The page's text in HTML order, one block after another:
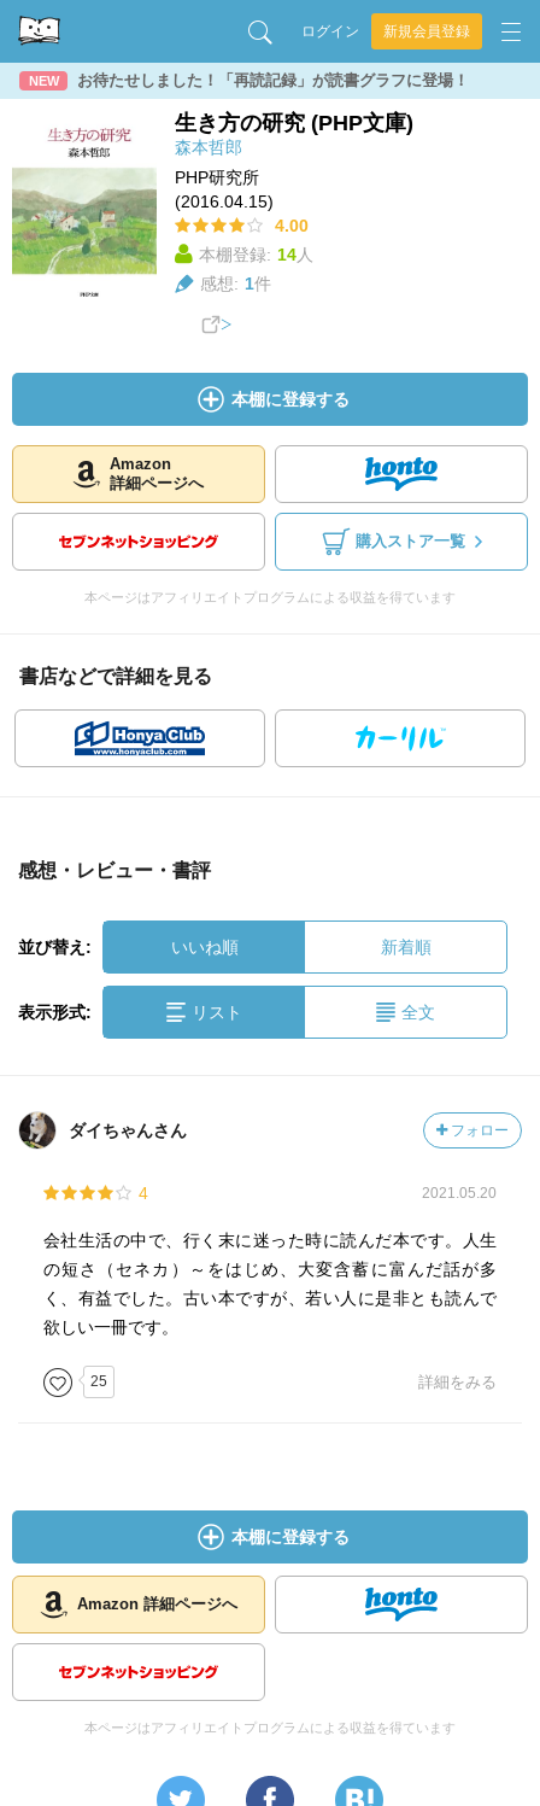
ログイン 新規会員登録
NEW お待たせしました！「再読記録」が読書グラフに登場！
生き方の研究 (PHP文庫)
森本哲郎
PHP研究所
(2016.04.15)
4.00
本棚登録: 14人
感想: 1件
本棚に登録する
Amazon
詳細ページへ
購入ストア一覧
本ページはアフィリエイトプログラムによる収益を得ています
書店などで詳細を見る
感想・レビュー・書評
並び替え: いいね順 新着順
表示形式: リスト 全文
ダイちゃんさん フォロー
4 2021.05.20
会社生活の中で、行く末に迷った時に読んだ本です。人生
の短さ（セネカ）～をはじめ、大変含蓄に富んだ話が多
く、有益でした。古い本ですが、若い人に是非とも読んで
欲しい一冊です。
25 詳細をみる
本棚に登録する
Amazon 詳細ページへ
本ページはアフィリエイトプログラムによる収益を得ています